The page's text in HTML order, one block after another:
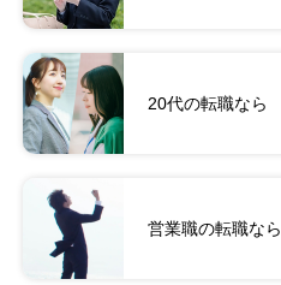
20代の転職なら
営業職の転職なら